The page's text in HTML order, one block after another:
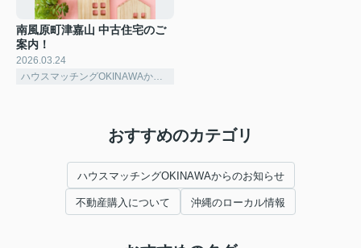
南風原町津嘉山 中古住宅のご
案内！
2026.03.24
おすすめのカテゴリ
ハウスマッチングOKINAWAからのお知らせ
不動産購入について 沖縄のローカル情報